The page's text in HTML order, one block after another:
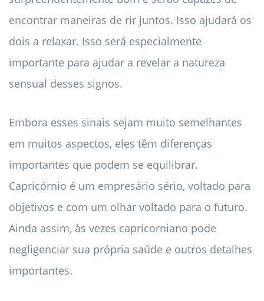
encontrar maneiras de rir juntos. Isso ajudará os
dois a relaxar. Isso será especialmente
importante para ajudar a revelar a natureza
sensual desses signos.
Embora esses sinais sejam muito semelhantes
em muitos aspectos, eles têm diferenças
importantes que podem se equilibrar.
Capricórnio é um empresário sério, voltado para
objetivos e com um olhar voltado para o futuro.
Ainda assim, às vezes capricorniano pode
negligenciar sua própria saúde e outros detalhes
importantes.